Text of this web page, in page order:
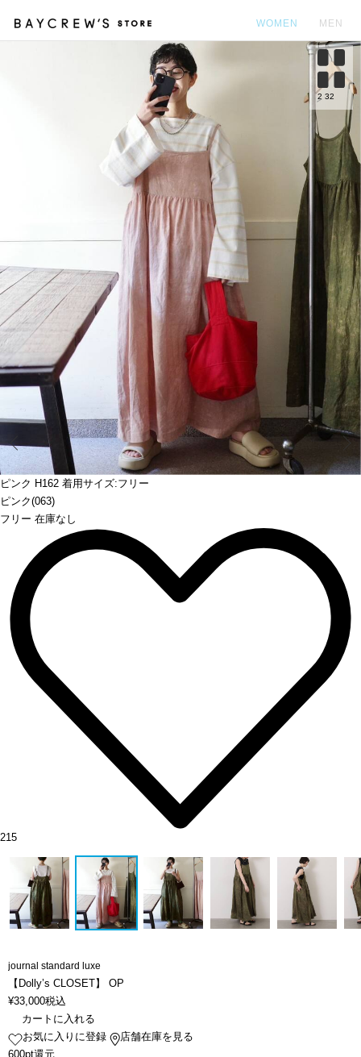
WOMEN MEN
ピンク H162 着用サイズ:フリー
ピンク(063)
フリー 在庫なし
Prev
2 32
215
journal standard luxe
【Dolly’s CLOSET】 OP
¥33,000税込
カートに入れる
お気に入りに登録
店舗在庫を見る
600pt還元